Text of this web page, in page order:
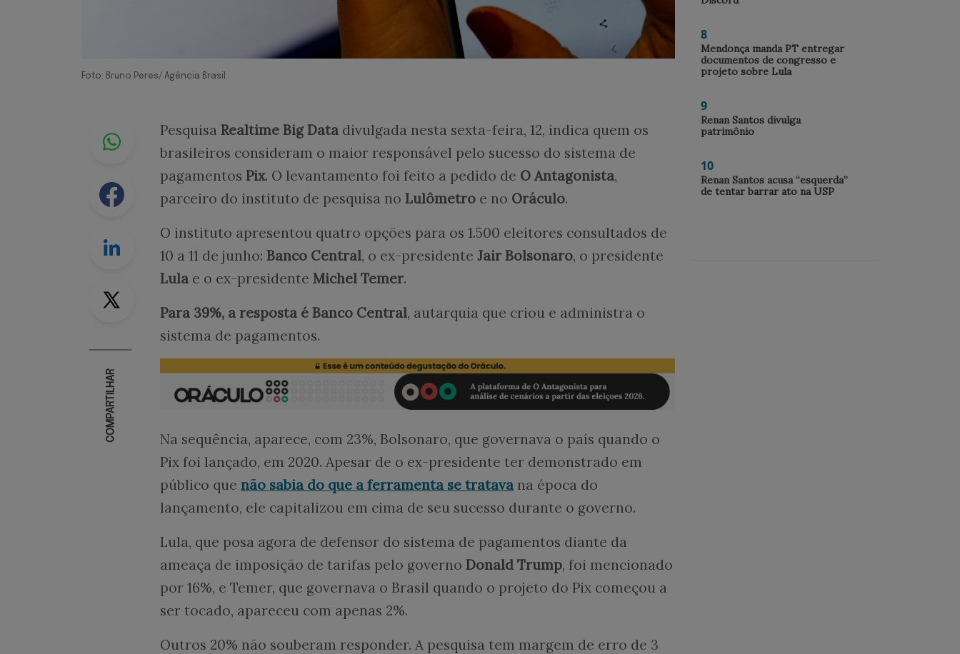
Foto: Bruno Peres/ Agência Brasil
Whastapp
Facebook
Linkedin
Twitter
COMPARTILHAR
Pesquisa Realtime Big Data divulgada nesta sexta-feira, 12, indica quem os
brasileiros consideram o maior responsável pelo sucesso do sistema de
pagamentos Pix. O levantamento foi feito a pedido de O Antagonista,
parceiro do instituto de pesquisa no Lulômetro e no Oráculo.
O instituto apresentou quatro opções para os 1.500 eleitores consultados de
10 a 11 de junho: Banco Central, o ex-presidente Jair Bolsonaro, o presidente
Lula e o ex-presidente Michel Temer.
Para 39%, a resposta é Banco Central, autarquia que criou e administra o
sistema de pagamentos.
Na sequência, aparece, com 23%, Bolsonaro, que governava o país quando o
Pix foi lançado, em 2020. Apesar de o ex-presidente ter demonstrado em
público que não sabia do que a ferramenta se tratava na época do
lançamento, ele capitalizou em cima de seu sucesso durante o governo.
Lula, que posa agora de defensor do sistema de pagamentos diante da
ameaça de imposição de tarifas pelo governo Donald Trump, foi mencionado
por 16%, e Temer, que governava o Brasil quando o projeto do Pix começou a
ser tocado, apareceu com apenas 2%.
Outros 20% não souberam responder. A pesquisa tem margem de erro de 3
8
Mendonça manda PT entregar
documentos de congresso e
projeto sobre Lula
9
Renan Santos divulga
patrimônio
10
Renan Santos acusa “esquerda”
de tentar barrar ato na USP